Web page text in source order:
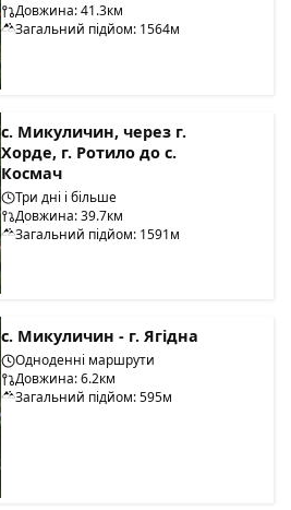
Довжина: 41.3км
Загальний підйом: 1564м
с. Микуличин, через г.
Хорде, г. Ротило до с.
Космач
Три дні і більше
Довжина: 39.7км
Загальний підйом: 1591м
с. Микуличин - г. Ягідна
Одноденні маршрути
Довжина: 6.2км
Загальний підйом: 595м